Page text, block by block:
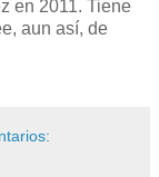
en 2011. Tiene
aun así, de